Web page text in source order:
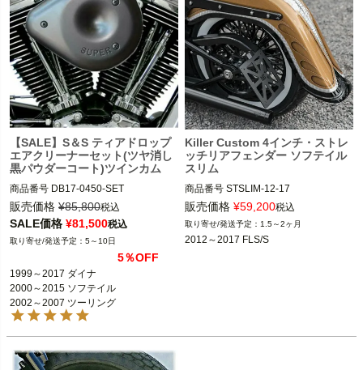
【SALE】S＆S ティアドロップ
エアクリーナーセット(ツヤ消し
黒パウダーコート)ツインカム
商品番号 DB17-0450-SET
旧型番：DB17-0450
17-0450+DB-170-0384A
ケーブルスロットル車用
※FXDLSは不可
2000～2015 ソフテイル
2002～2007 ツーリング
S&S Cycle (エス・アンド・エス)
販売価格 ¥85,800税込
SALE価格 ¥81,500税込
5～10日
5％OFF
1999～2017 ダイナ
2000～2015 ソフテイル
2002～2007 ツーリング
Killer Custom 4インチ・ストレ
ッチリアフェンダー ソフテイル
スリム
商品番号 STSLIM-12-17
2012～2017 FLS/S
販売価格 ¥59,200税込
1.5～2ヶ月
2012～2017 FLS/S